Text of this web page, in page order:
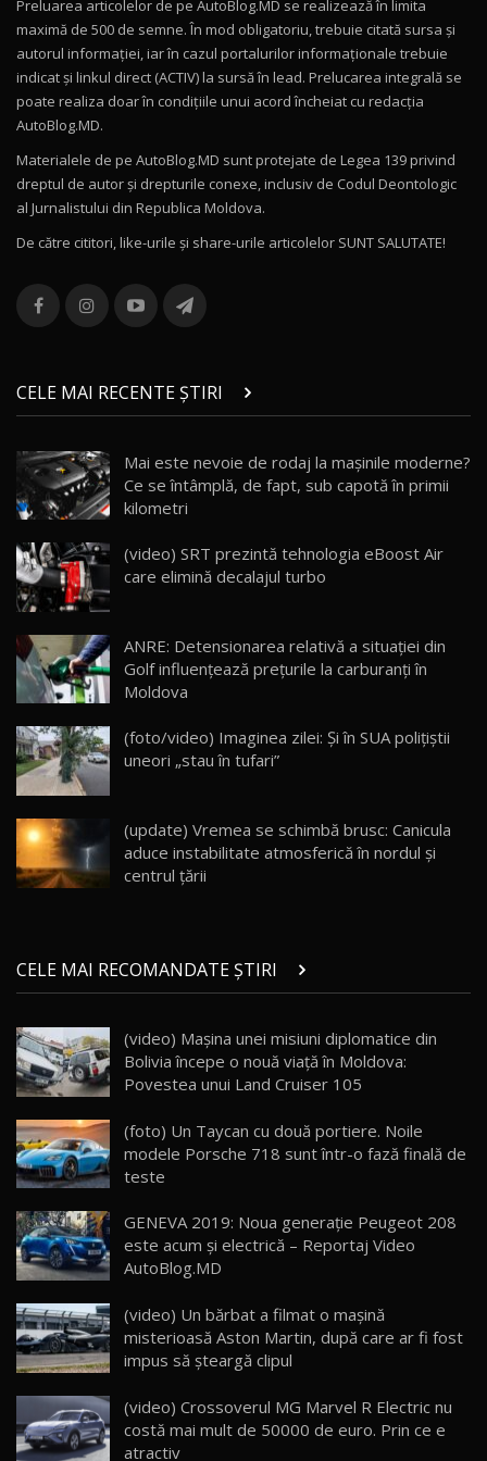
Mercedes-AMG E 53 HYBRID 4MATIC+ / Test
Drive AutoBlog.MD
16:27
11
Noul Volvo ES90 / Test Drive AutoBlog.MD
12
Noul MG HS / Test Drive AutoBlog.MD
16:48
13
combină aventura cu luxul / AutoBlog.MD
36:08
chinez care face lumea să se întoarcă după el
/ AutoBlog.MD
17:27
15 14:37
16
AutoBlogMD
13:10
17 20:06
Va fi modelul nr.1 BYD în Moldova? BYD Seal U
30:08
AutoBlog.MD
23:36
20
Noul ZEEKR 7X / Test Drive AutoBlog.MD
29:08
21
AutoBlog.MD
16:59
22
Noua Mazda 6e / Test Drive AutoBlog.MD
26:59
23
Lynk & Co 01 / Test Drive AutoBlog.MD
25:19
24
Van Electric Testat în Moldova / AutoBlog.MD
26:38
25
mai Exclusiv și Puternic Defender Testat în
Moldova
32:21
26
AutoBlog.MD
10:57
Preluarea articolelor de pe AutoBlog.MD se realizează în limita
maximă de 500 de semne. În mod obligatoriu, trebuie citată sursa și
autorul informației, iar în cazul portalurilor informaționale trebuie
indicat și linkul direct (ACTIV) la sursă în lead. Prelucarea integrală se
poate realiza doar în condițiile unui acord încheiat cu redacţia
AutoBlog.MD.
Materialele de pe AutoBlog.MD sunt protejate de Legea 139 privind
dreptul de autor și drepturile conexe, inclusiv de Codul Deontologic
al Jurnalistului din Republica Moldova.
De către cititori, like-urile şi share-urile articolelor SUNT SALUTATE!
CELE MAI RECENTE ȘTIRI
Mai este nevoie de rodaj la mașinile moderne?
Ce se întâmplă, de fapt, sub capotă în primii
kilometri
(video) SRT prezintă tehnologia eBoost Air
care elimină decalajul turbo
ANRE: Detensionarea relativă a situației din
Golf influențează prețurile la carburanți în
Moldova
(foto/video) Imaginea zilei: Și în SUA polițiștii
uneori „stau în tufari”
(update) Vremea se schimbă brusc: Canicula
aduce instabilitate atmosferică în nordul și
centrul țării
CELE MAI RECOMANDATE ȘTIRI
(video) Mașina unei misiuni diplomatice din
Bolivia începe o nouă viață în Moldova:
Povestea unui Land Cruiser 105
(foto) Un Taycan cu două portiere. Noile
modele Porsche 718 sunt într-o fază finală de
teste
GENEVA 2019: Noua generaţie Peugeot 208
este acum şi electrică – Reportaj Video
AutoBlog.MD
(video) Un bărbat a filmat o mașină
misterioasă Aston Martin, după care ar fi fost
impus să șteargă clipul
(video) Crossoverul MG Marvel R Electric nu
costă mai mult de 50000 de euro. Prin ce e
atractiv